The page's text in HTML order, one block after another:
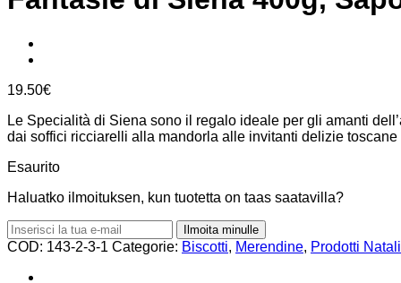
19.50€
Le Specialità di Siena sono il regalo ideale per gli amanti
dai soffici ricciarelli alla mandorla alle invitanti delizie
Esaurito
Haluatko ilmoituksen, kun tuotetta on taas saatavilla?
Ilmoita minulle
COD: 143-2-3-1 Categorie: Biscotti, Merendine, Prodotti